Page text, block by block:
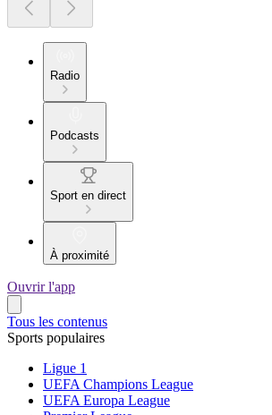
Radio
Podcasts
Sport en direct
À proximité
Ouvrir l'app
Tous les contenus
Sports populaires
Ligue 1
UEFA Champions League
UEFA Europa League